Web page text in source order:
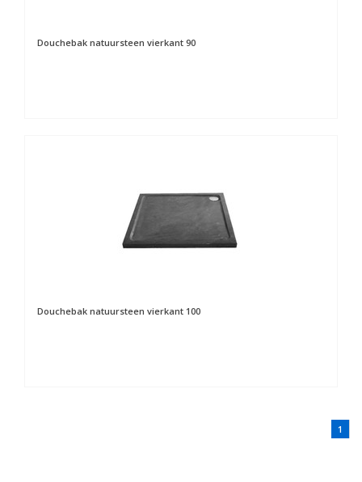
Douchebak natuursteen vierkant 90
Douchebak natuursteen vierkant 100
1